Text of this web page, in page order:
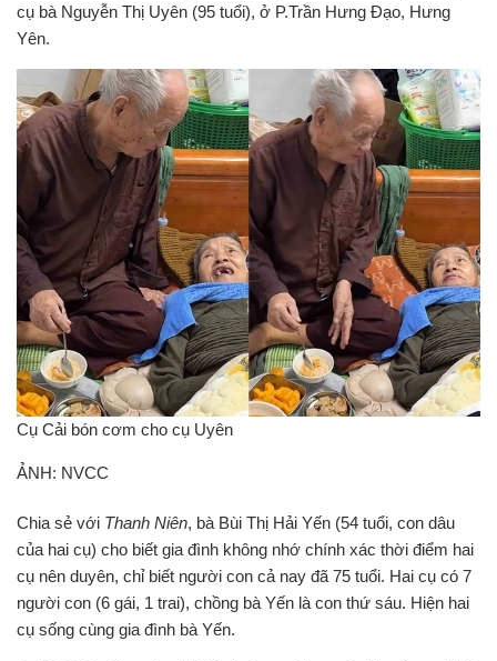
cụ bà Nguyễn Thị Uyên (95 tuổi), ở P.Trần Hưng Đạo, Hưng
Yên.
Cụ Cải bón cơm cho cụ Uyên
ẢNH: NVCC
Chia sẻ với Thanh Niên, bà Bùi Thị Hải Yến (54 tuổi, con dâu
của hai cụ) cho biết gia đình không nhớ chính xác thời điểm hai
cụ nên duyên, chỉ biết người con cả nay đã 75 tuổi. Hai cụ có 7
người con (6 gái, 1 trai), chồng bà Yến là con thứ sáu. Hiện hai
cụ sống cùng gia đình bà Yến.